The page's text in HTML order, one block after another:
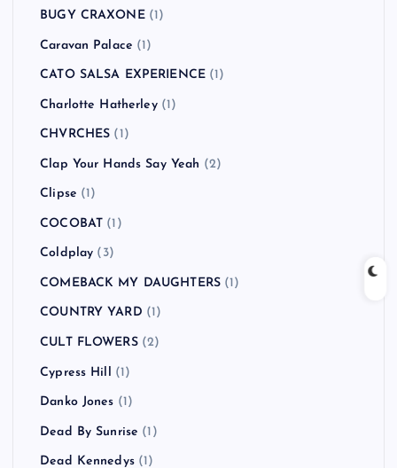
BUGY CRAXONE(1)
Caravan Palace (1)
CATO SALSA EXPERIENCE (1)
Charlotte Hatherley(1)
CHVRCHES (1)
Clap Your Hands Say Yeah (2)
Clipse (1)
COCOBAT (1)
Coldplay (3)
COMEBACK MY DAUGHTERS (1)
COUNTRY YARD (1)
CULT FLOWERS(2)
Cypress Hill (1)
Danko Jones (1)
Dead By Sunrise (1)
Dead Kennedys(1)